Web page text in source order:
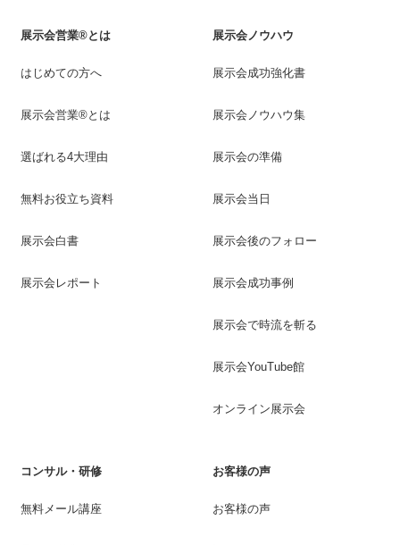
展示会営業®とは
はじめての方へ
展示会営業®とは
選ばれる4大理由
無料お役立ち資料
展示会白書
展示会レポート
展示会ノウハウ
展示会成功強化書
展示会ノウハウ集
展示会の準備
展示会当日
展示会後のフォロー
展示会成功事例
展示会で時流を斬る
展示会YouTube館
オンライン展示会
コンサル・研修
無料メール講座
お客様の声
お客様の声